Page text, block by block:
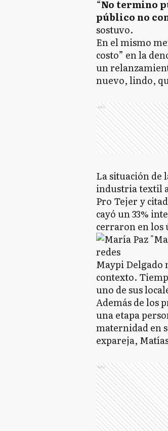
“No termino
público no
sostuvo.
En el mismo
costo” en la
un
nuevo, lindo,
Ads
La situación de
industria textil
Pro Tejer y
cayó un 33%
cerraron en los
Maypi Delgado
contexto.
uno de sus
Además de los
una etapa
maternidad en
expareja,
Ads